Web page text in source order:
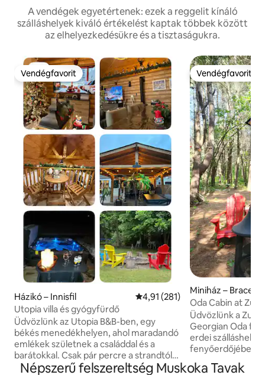
A vendégek egyetértenek: ezek a reggelit kínáló
szálláshelyek kiváló értékelést kaptak többek között
az elhelyezkedésükre és a tisztaságukra.
Vendégfavorit
Vendégfavorit
Házikó – Innisfil Átlagos értékelés: 5/4,91, 281
4,91 (281)
Utopia villa és gyógyfürdő
Üdvözlünk az Utopia B&B-ben, egy
békés menedékhelyen, ahol maradandó
emlékek születnek a családdal és a
barátokkal. Csak pár percre a strandtól,
élelmiszerboltoktól, benzinkutaktól és
Vendégfavorit
Vendégfavorit
Miniház –
Oda Cabin at
cédrusfürdő
Üdvözlünk a
Georgian Oda
erdei
fenyőerdőjében
korabeli stílusú
erdős sziklán
Népszerű felszereltség Muskoka Tavak